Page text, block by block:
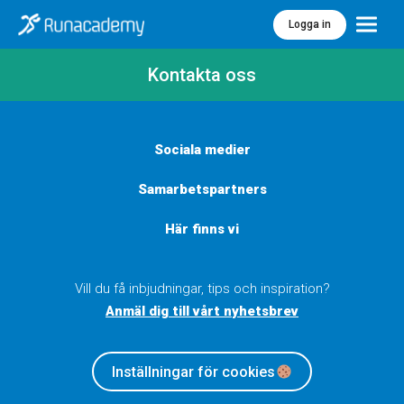
Logga in Meny
Kontakta oss
Sociala medier
Samarbetspartners
Här finns vi
Vill du få inbjudningar, tips och inspiration?
Anmäl dig till vårt nyhetsbrev
Inställningar för cookies